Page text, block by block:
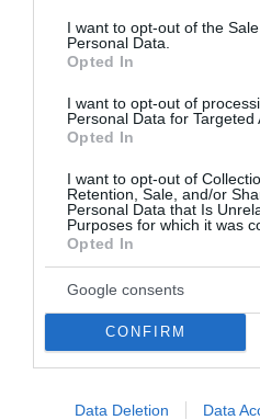
consent section.
I want to opt-out of the
Personal Data.
Opted In
I want to opt-out of
Personal Data for Targeted
Opted In
I want to opt-out of
Retention, Sale, and/or
Personal Data that Is
Purposes for which it was
Opted In
Google consents
CONFIRM
Data Deletion Data
βιβλιοπωλείο
Κυριακή 9